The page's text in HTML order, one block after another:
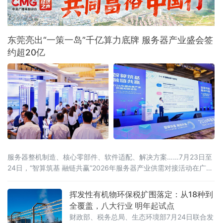
东莞亮出“一策一岛”千亿算力底牌 服务器产业盛会签
约超20亿
服务器整机制造、核心零部件、软件适配、解决方案……7月23日至
24日，“智算筑基 融链共赢”2026年服务器产业供需对接活动在广东
（工业和信息化部政府采购中心）、东莞市人民政府联合主办，汇
聚行业主管部门、院士专家、全国服务器产业链企业、金融机构、
科研院所、园区代表近千人参会，搭
挥发性有机物环保税扩围落定：从18种到
全覆盖，八大行业 明年起试点
财政部、税务总局、生态环境部7月24日联合发